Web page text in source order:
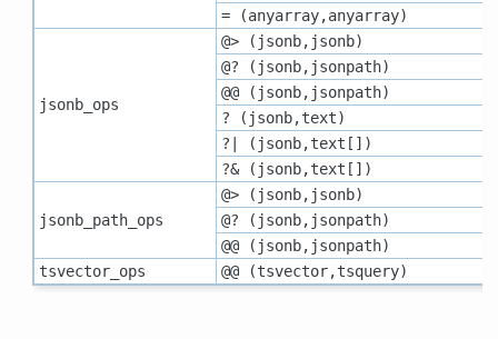
= (anyarray,anyarray)
jsonb_ops
@> (jsonb,jsonb)
@? (jsonb,jsonpath)
@@ (jsonb,jsonpath)
? (jsonb,text)
?| (jsonb,text[])
?& (jsonb,text[])
jsonb_path_ops
@> (jsonb,jsonb)
@? (jsonb,jsonpath)
@@ (jsonb,jsonpath)
tsvector_ops
@@ (tsvector,tsquery)